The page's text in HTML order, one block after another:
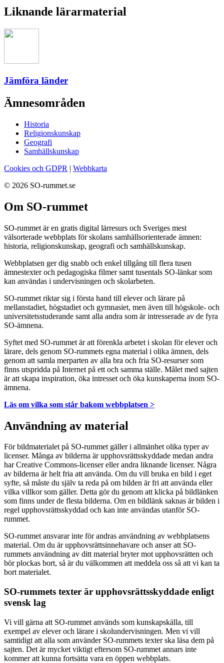
Liknande lärarmaterial
Jämföra länder
Ämnesområden
Historia
Religionskunskap
Geografi
Samhällskunskap
Cookies och GDPR | Webbkarta
© 2026 SO-rummet.se
Om SO-rummet
SO-rummet är en gratis digital lärresurs och Sveriges mest
välsorterade webbplats för skolans samhällsorienterade ämnen:
historia, religionskunskap, geografi och samhällskunskap.
Webbplatsen ger dig snabb och enkel tillgång till flera tusen
ämnestexter och pedagogiska filmer samt tusentals SO-länkar som
kan användas i undervisningen och skolarbeten.
SO-rummet riktar sig i första hand till elever och lärare på
mellanstadiet, högstadiet och gymnasiet, men även till högskole- och
universitetsstuderande samt alla andra som är intresserade av de fyra
SO-ämnena.
Syftet med SO-rummet är att förenkla arbetet i skolan för elever och
lärare, dels genom SO-rummets egna material i olika ämnen, dels
genom att samla merparten av alla bra och fria SO-resurser som
finns utspridda på Internet på ett och samma ställe. Målet med sajten
är att skapa inspiration, öka intresset och öka kunskaperna inom SO-
ämnena.
Läs om vilka som står bakom webbplatsen >
Användning av material
För bildmaterialet på SO-rummet gäller i allmänhet olika typer av
licenser. Många av bilderna är upphovsrättsskyddade medan andra
har Creative Commons-licenser eller andra liknande licenser. Några
av bilderna är helt fria att använda. Om du vill bruka en bild i eget
syfte, så måste du själv ta reda på om bilden är fri att använda eller
vilka villkor som gäller. Detta gör du genom att klicka på bildlänken
som finns under de flesta bilderna. Om en bildlänk saknas är bilden i
regel upphovsrättsskyddad och kan inte användas utanför SO-
rummet.
SO-rummet ansvarar inte för andras användning av webbplatsens
material. Om du är upphovsrättsinnehavare och anser att SO-
rummets användning av ditt material bryter mot upphovsrätten och
bör plockas bort, så är du välkommen att meddela oss så att vi kan ta
bort materialet.
SO-rummets texter är upphovsrättsskyddade enligt
svensk lag
Vi vill gärna att SO-rummet används som kunskapskälla, till
exempel av elever och lärare i skolundervisningen. Men vi vill
samtidigt att alla som använder SO-rummets texter ska läsa dem på
sajten. Det är mycket viktigt eftersom SO-rummet annars inte
kommer att kunna fortsätta vara en öppen webbplats.